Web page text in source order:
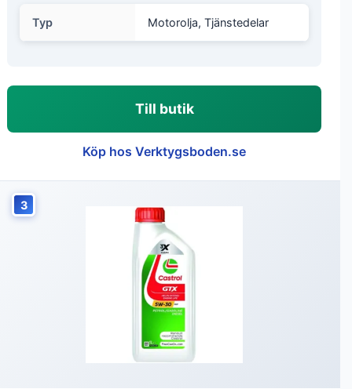
Typ Motorolja, Tjänstedelar
Till butik
Köp hos Verktygsboden.se
3